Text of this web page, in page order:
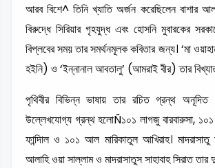
আরব বিশে^ তিনি খ্যাতি অর্জন করেছিলেন বাশার
বিরুদ্ধে সিরিয়ার গৃহযুদ্ধ এবং হোসনি মুবারকের
বিপ্লবের সময় তার সমর্থনমূলক কবিতার জন্য। ‘মা
হইনি) ও ‘ইন্নানাল আবতালু’ (আমরাই বীর) তার
পৃথিবীর বিভিন্ন ভাষায় তার রচিত গ্রন্থ অনূদিত
উল্লেখযোগ্য গ্রন্থ হলোÑ১০১ লাগজু বারবারুসা,
ফান্দিাল ও ১০১ আল মারিকাতুল আখিরাহ। মাদরাসাতু
আলাহি ওয়া সাল্লাম ও মাদরাসাতুস সাহাবাহ সিরাত তার